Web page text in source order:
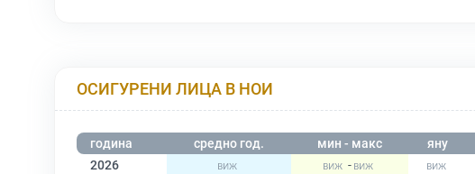
ОСИГУРЕНИ ЛИЦА В НОИ
година средно год. мин - макс яну
2026
-